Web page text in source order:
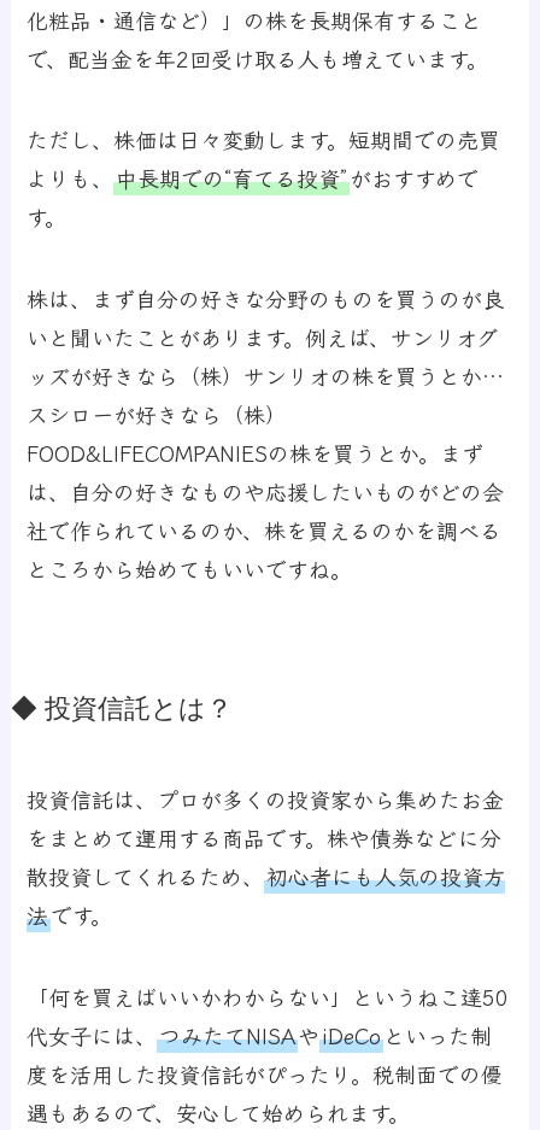
化粧品・通信など）」の株を長期保有すること
で、配当金を年2回受け取る人も増えています。
ただし、株価は日々変動します。短期間での売買
よりも、中長期での“育てる投資”がおすすめで
す。
株は、まず自分の好きな分野のものを買うのが良
いと聞いたことがあります。例えば、サンリオグ
ッズが好きなら（株）サンリオの株を買うとか…
スシローが好きなら（株）
FOOD&LIFECOMPANIESの株を買うとか。まず
は、自分の好きなものや応援したいものがどの会
社で作られているのか、株を買えるのかを調べる
ところから始めてもいいですね。
◆ 投資信託とは？
投資信託は、プロが多くの投資家から集めたお金
をまとめて運用する商品です。株や債券などに分
散投資してくれるため、初心者にも人気の投資方
法です。
「何を買えばいいかわからない」というねこ達50
代女子には、つみたてNISAやiDeCo といった制
度を活用した投資信託がぴったり。税制面での優
遇もあるので、安心して始められます。